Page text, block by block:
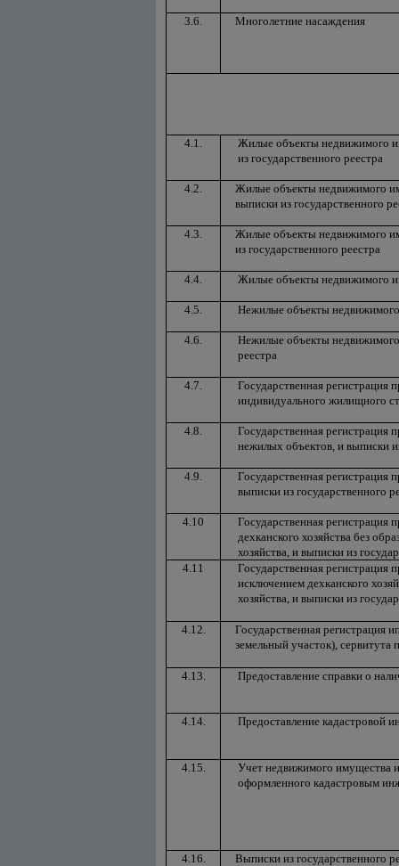
3.6. Многолетние насаждения
4.1.
Жилые объекты недвижимого
из государственного реестра
4.2.
Жилые объекты недвижимого
выписки из государственного
4.3.
Жилые объекты недвижимого
из государственного реестра
4.4. Жилые объекты недвижимого
4.5. Нежилые объекты недвижимого
4.6.
Нежилые объекты
реестра
4.7.
Государственная регистрация
индивидуального жилищного
4.8.
Государственная регистрация
нежилых объектов, и выписки
4.9.
Государственная регистрация
выписки из государственного
4.10
Государственная регистрация
дехканского хозяйства без
хозяйства, и выписки из
4.11
Государственная регистрация
исключением дехканского
хозяйства, и выписки из
4.12.
Государственная регистрация
земельный участок), сервитута
4.13. Предоставление справки о
4.14. Предоставление кадастровой
4.15.
Учет недвижимого имущества и
оформленного кадастровым
4.16. Выписки из государственного